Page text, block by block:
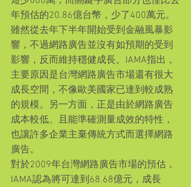
年預估的20.86億台幣，少了400萬元。
雖然從去年下半年開始受到金融風暴影
響，不過網路廣告並沒有如預期的受到
影響，反而維持穩健成長。IAMA指出，
主要原因是台灣網路廣告市場還有很大
成長空間，不像歐美國家已達到較成熟
的規模。另一方面，正是由於網路廣告
成本較低、且能準確測量成效的特性，
也讓許多企業主棄傳統方式而選擇網路
廣告。
對於2009年台灣網路廣告市場的預估，
IAMA認為將可達到68.68億元，成長